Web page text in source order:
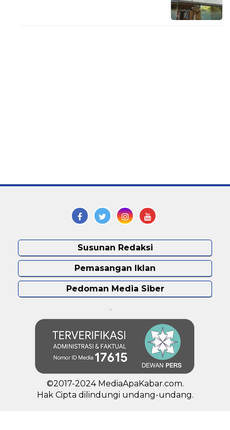
Susunan Redaksi
Pemasangan Iklan
Pedoman Media Siber
©2017-2024 MediaApaKabar.com.
Hak Cipta dilindungi undang-undang.